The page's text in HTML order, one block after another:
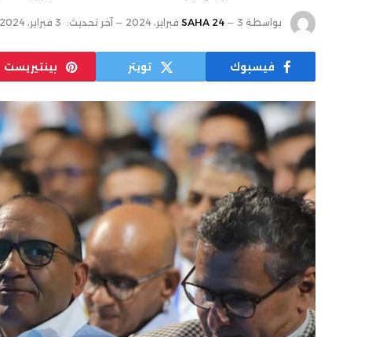
بواسطة SAHA 24 3 فبراير، 2024 آخر تحديث: 3 فبراير، 2024
فيسبوك تويتر بينتيريست